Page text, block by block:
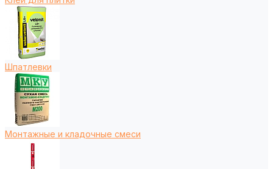
Шпатлевки
Монтажные и кладочные смеси